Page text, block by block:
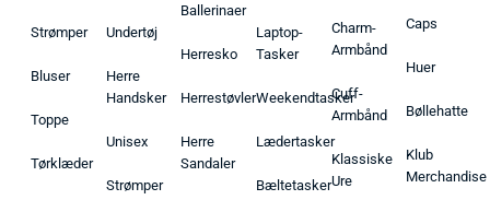
Strømper
Bluser
Toppe
Tørklæder
Undertøj
Herre
Handsker
Unisex
Strømper
Ballerinaer
Herresko
Herrestøvler
Herre
Sandaler
Laptop-
Tasker
Weekendtasker
Lædertasker
Bæltetasker
Charm-
Armbånd
Cuff-
Armbånd
Klassiske
Ure
Caps
Huer
Bøllehatte
Klub
Merchandise